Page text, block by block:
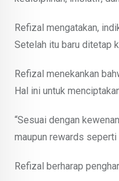
Refizal mengatakan,
Setelah itu baru ditetap
Refizal menekankan
Hal ini untuk
“Sesuai dengan
maupun rewards seperti
Refizal berharap